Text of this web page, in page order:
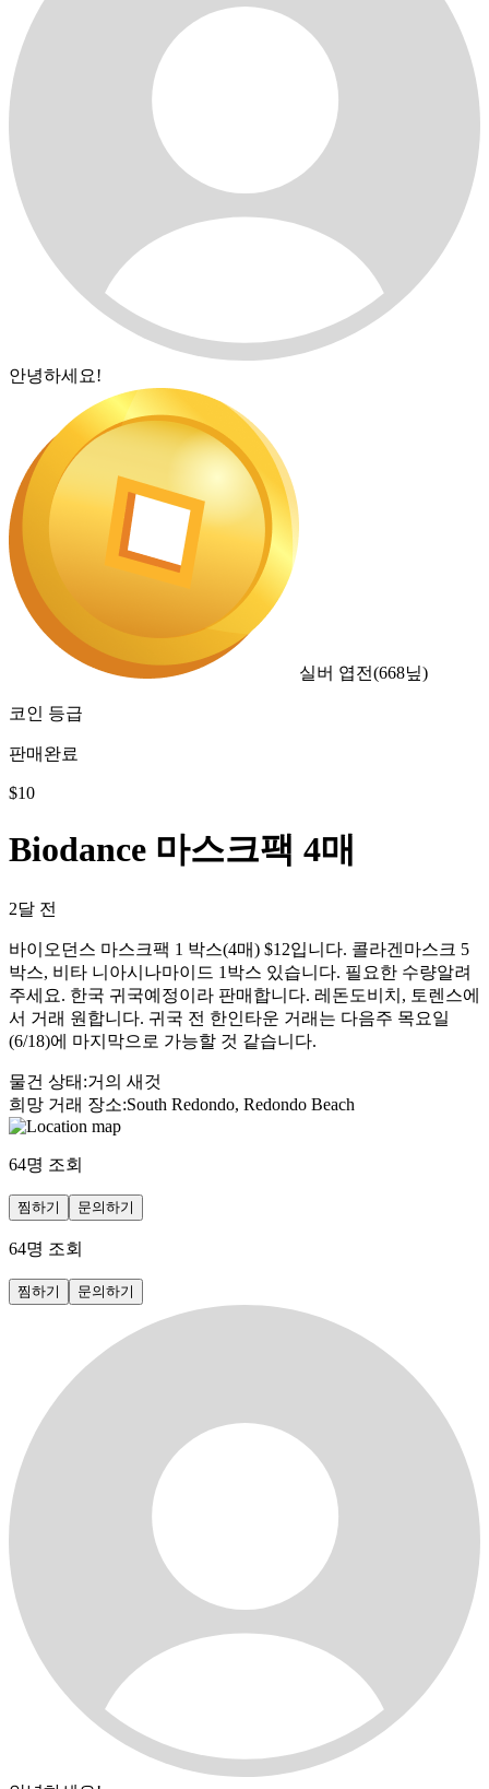
안녕하세요!
실버 엽전(668닢)
코인 등급
판매완료
$10
Biodance 마스크팩 4매
2달 전
바이오던스 마스크팩 1 박스(4매) $12입니다. 콜라겐마스크 5
박스, 비타 니아시나마이드 1박스 있습니다. 필요한 수량알려
주세요. 한국 귀국예정이라 판매합니다. 레돈도비치, 토렌스에
서 거래 원합니다. 귀국 전 한인타운 거래는 다음주 목요일
(6/18)에 마지막으로 가능할 것 같습니다.
물건 상태 :거의 새것
희망 거래 장소:South Redondo, Redondo Beach
64명 조회
찜하기 문의하기
64명 조회
찜하기 문의하기